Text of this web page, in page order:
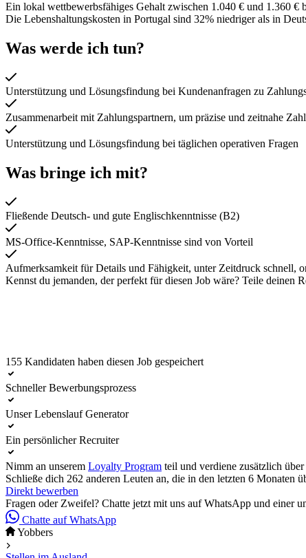
Ein lokal wettbewerbsfähiges Gehalt zwischen 1.040 € und 1.360 €
Die Lebenshaltungskosten in Portugal sind 32% niedrigerals in
Was werde ich tun?
Unterstützung und Lösungsfindung bei Kundenanfragen zu
Zusammenarbeit mit Zahlungspartnern, um präzise und zeitnahe
Unterstützung und Lösungsfindung bei täglichen operativen Fragen
Was bringe ich mit?
Fließende Deutsch- und gute Englischkenntnisse (B2)
MS-Office-Kenntnisse, SAP-Kenntnisse sind von Vorteil
Aufmerksamkeit für Details und Fähigkeit, unter Zeitdruck schnell,
Kennst du jemanden, der perfekt für diesen Job wäre? Teile deinen
Direkt bewerben
155 Kandidaten haben diesen Job gespeichert
Schneller Bewerbungsprozess
Unser Lebenslauf Generator
Ein persönlicher Recruiter
Nimm an unserem Loyalty Program teil und verdiene zusätzlich
Schließe dich 262 anderen Leuten an, die in den letzten 6 Monaten
Direkt bewerben
Fragen oder Zweifel? Chatte jetzt mit uns auf WhatsApp und einer
Chatte auf WhatsApp
Yobbers